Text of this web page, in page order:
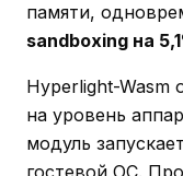
памяти,
sandboxing на
Hyperlight-Wasm
на уровень
модуль